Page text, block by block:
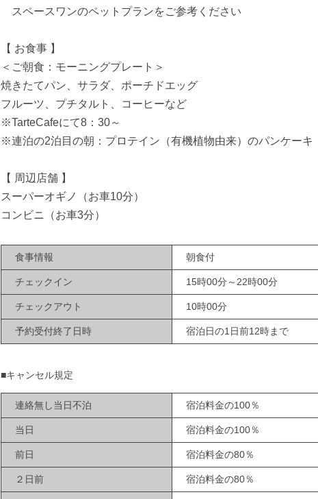
スペースワンのペットプランをご参考ください
【 お食事 】
＜ご朝食：モーニングプレート＞
焼きたてパン、サラダ、ポーチドエッグ
フルーツ、プチタルト、コーヒーなど
※TarteCafeにて8：30～
※連泊の2泊目の朝：プロテイン（有機植物由来）のパンケーキ
【 周辺店舗 】
スーパーオギノ（お車10分）
コンビニ（お車3分）
食事情報 朝食付
チェックイン 15時00分～22時00分
チェックアウト 10時00分
予約受付終了日時 宿泊日の1日前12時まで
■キャンセル規定
連絡無し当日不泊 宿泊料金の100％
当日 宿泊料金の100％
前日 宿泊料金の80％
２日前 宿泊料金の80％